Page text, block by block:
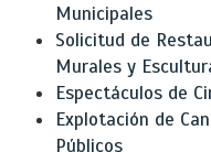
Municipales
Solicitud de
Murales y
Espectáculos de
Explotación de
Públicos